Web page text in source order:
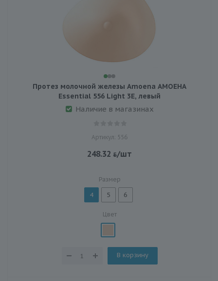
Протез молочной железы Amoena АМОЕНА
Essential 556 Light 3E, левый
Наличие в магазинах
Артикул: 556
248.32 /шт
Размер
4 5 6
Цвет
В корзину